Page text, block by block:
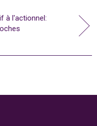
à l'actionnel: